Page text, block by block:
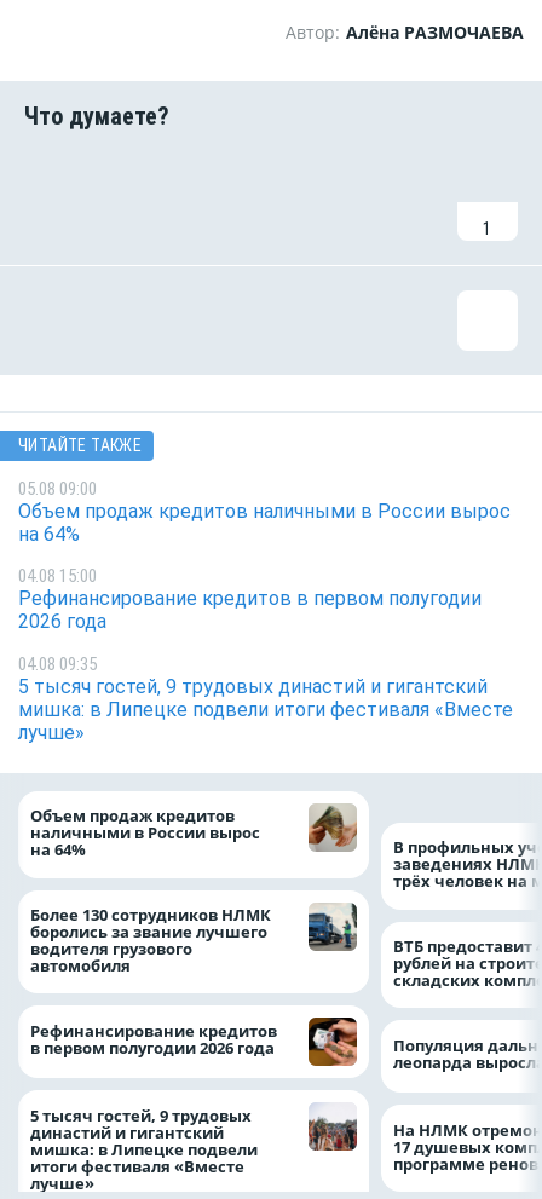
Автор: Алёна РАЗМОЧАЕВА
1
ЧИТАЙТЕ ТАКЖЕ
05.08 09:00
Объем продаж кредитов наличными в России вырос
на 64%
04.08 15:00
Рефинансирование кредитов в первом полугодии
2026 года
04.08 09:35
5 тысяч гостей, 9 трудовых династий и гигантский
мишка: в Липецке подвели итоги фестиваля «Вместе
лучше»
Объем продаж кредитов
наличными в России вырос
на 64%
Более 130 сотрудников НЛМК
боролись за звание лучшего
водителя грузового
автомобиля
Рефинансирование кредитов
в первом полугодии 2026 года
5 тысяч гостей, 9 трудовых
династий и гигантский
мишка: в Липецке подвели
итоги фестиваля «Вместе
лучше»
В профильных
заведениях
трёх человек на
ВТБ предоставит
рублей на
складских
Популяция
леопарда
На НЛМК
17 душевых
программе